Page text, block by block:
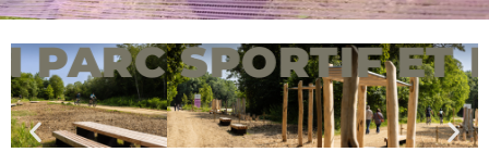
SPORTIF ET